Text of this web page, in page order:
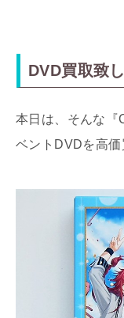
DVD買取致
本日は、そんな
ベントDVDを高価